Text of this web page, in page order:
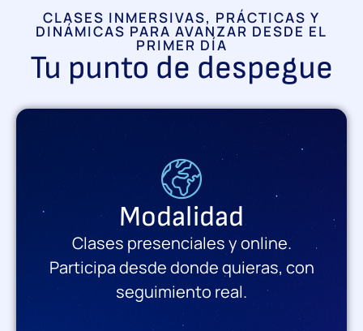
CLASES INMERSIVAS, PRÁCTICAS Y
DINÁMICAS PARA AVANZAR DESDE EL
PRIMER DÍA
Tu punto de despegue
Modalidad
Clases presenciales y online.
Participa desde donde quieras, con
seguimiento real.